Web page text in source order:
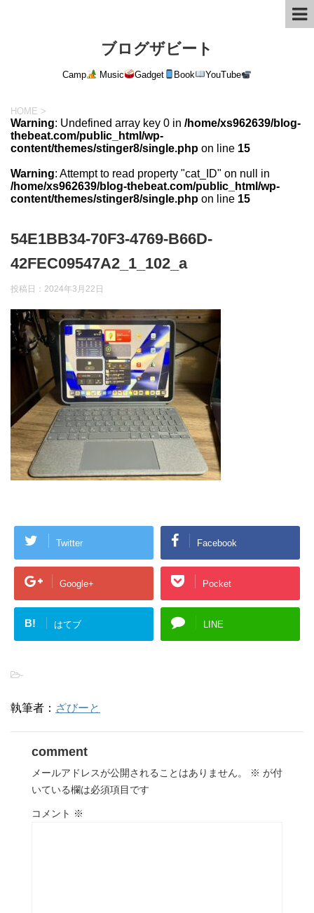
ブログザビート
Camp Music Gadget Book YouTube
HOME >
Warning: Undefined array key 0 in /home/xs962639/blog-
thebeat.com/public_html/wp-
content/themes/stinger8/single.php on line 15
Warning: Attempt to read property "cat_ID" on null in
/home/xs962639/blog-thebeat.com/public_html/wp-
content/themes/stinger8/single.php on line 15
54E1BB34-70F3-4769-B66D-
42FEC09547A2_1_102_a
投稿日： 2024年3月22日
Twitter Facebook
Google+ Pocket
B! はてブ LINE
-
執筆者： ざびーと
comment
メールアドレスが公開されることはありません。 ※ が付
いている欄は必須項目です
コメント ※